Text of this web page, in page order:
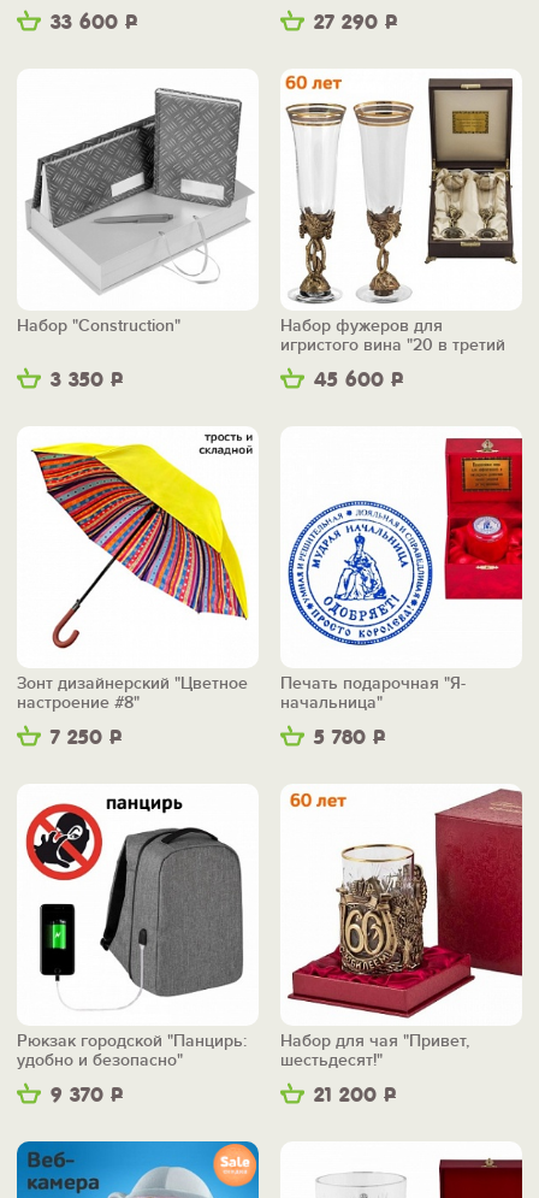
33 600 Р
27 290 Р
3 350 Р
Набор "Construction"
45 600 Р
Набор фужеров для
игристого вина "20 в третий
раз"
7 250 Р
Зонт дизайнерский "Цветное
настроение #8"
5 780 Р
Печать подарочная "Я-
начальница"
9 370 Р
Рюкзак городской "Панцирь:
удобно и безопасно"
21 200 Р
Набор для чая "Привет,
шестьдесят!"